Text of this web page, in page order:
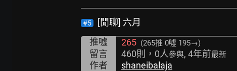
#5
[閒聊] 六月
推噓
265 (265推 0噓 195→)
留言 460則，0人參與, 4年前最新
作者
shaneibalaja